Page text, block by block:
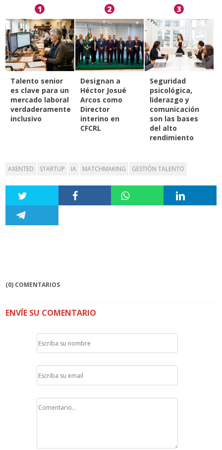
1
Talento senior
es clave para un
mercado laboral
verdaderamente
inclusivo
2
Designan a
Héctor Josué
Arcos como
Director
interino en
CFCRL
3
Seguridad
psicológica,
liderazgo y
comunicación
son las bases
del alto
rendimiento
AXENTED STARTUP IA MATCHMAKING GESTIÓN TALENTO
(0) COMENTARIOS
ENVÍE SU COMENTARIO